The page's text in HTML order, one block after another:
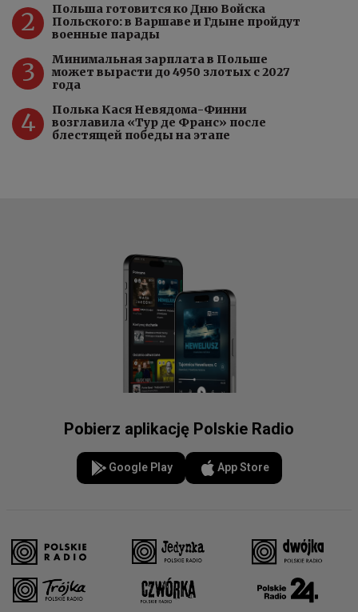
2
Польша готовится ко Дню Войска
Польского: в Варшаве и Гдыне пройдут
военные парады
3
Минимальная зарплата в Польше
может вырасти до 4950 злотых с 2027
года
4
Полька Кася Невядома-Финни
возглавила «Тур де Франс» после
блестящей победы на этапе
Pobierz aplikację Polskie Radio
Google Play App Store